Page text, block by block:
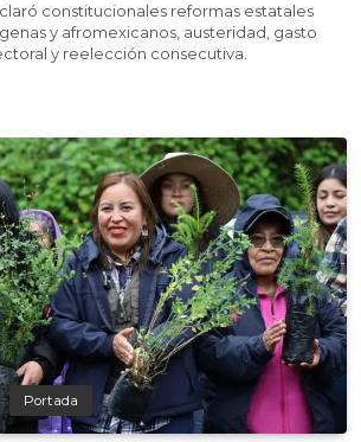
constitucionales reformas estatales
y afromexicanos, austeridad, gasto
y reelección consecutiva.
Portada